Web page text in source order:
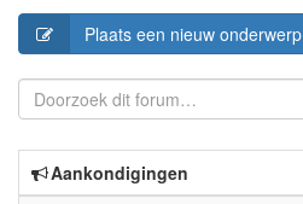
Plaats een nieuw onderwerp
Aankondigingen